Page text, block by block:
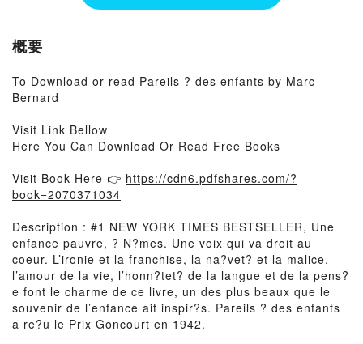
概要
To Download or read Pareils ? des enfants by Marc
Bernard
Visit Link Bellow
Here You Can Download Or Read Free Books
Visit Book Here 👉 https://cdn6.pdfshares.com/?
book=2070371034
Description : #1 NEW YORK TIMES BESTSELLER, Une
enfance pauvre, ? N?mes. Une voix qui va droit au
coeur. L’ironie et la franchise, la na?vet? et la malice,
l’amour de la vie, l’honn?tet? de la langue et de la pens?
e font le charme de ce livre, un des plus beaux que le
souvenir de l’enfance ait inspir?s. Pareils ? des enfants
a re?u le Prix Goncourt en 1942.